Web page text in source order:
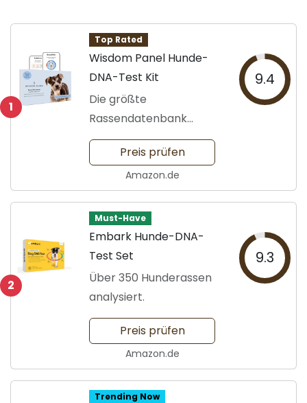
1
Top Rated
Wisdom Panel Hunde-
DNA-Test Kit
Die größte
Rassendatenbank
weltweit.
9.4
Preis prüfen
Amazon.de
2
Must-Have
Embark Hunde-DNA-
Test Set
Über 350 Hunderassen
analysiert.
9.3
Preis prüfen
Amazon.de
Trending Now